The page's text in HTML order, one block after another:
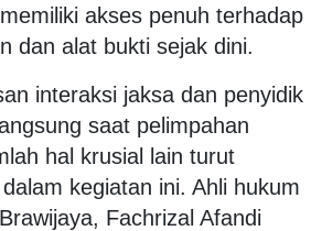
akses penuh terhadap
dan alat bukti sejak dini.
interaksi jaksa dan penyidik
saat pelimpahan
hal krusial lain turut
kegiatan ini. Ahli hukum
Fachrizal Afandi